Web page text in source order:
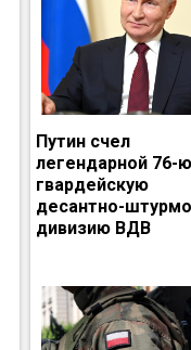
Путин счел
легендарной 76-ю
гвардейскую
десантно-
дивизию ВДВ